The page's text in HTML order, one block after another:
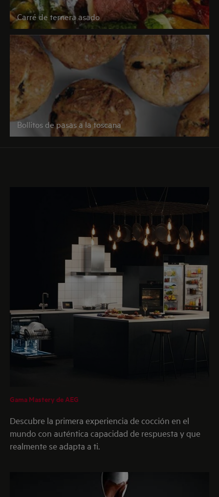
Carré de ternera asado
Bollitos de pasas a la toscana
Gama Mastery de AEG
Descubre la primera experiencia de cocción en el
mundo con auténtica capacidad de respuesta y que
realmente se adapta a ti.